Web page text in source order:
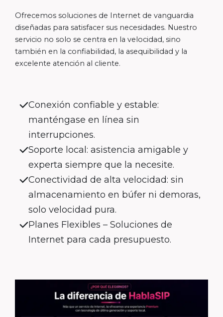
Ofrecemos soluciones de Internet de vanguardia
diseñadas para satisfacer sus necesidades. Nuestro
servicio no solo se centra en la velocidad, sino
también en la confiabilidad, la asequibilidad y la
excelente atención al cliente.
Conexión confiable y estable:
manténgase en línea sin
interrupciones.
Soporte local: asistencia amigable y
experta siempre que la necesite.
Conectividad de alta velocidad: sin
almacenamiento en búfer ni demoras,
solo velocidad pura.
Planes Flexibles – Soluciones de
Internet para cada presupuesto.